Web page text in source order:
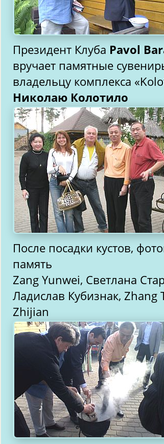
Президент Клуба Pavol
вручает памятные
владельцу комплекса
Николаю Колотило
После посадки кустов,
память
Zang Yunwei, Светлана
Ладислав Кубизнак, Zhang
Zhijian